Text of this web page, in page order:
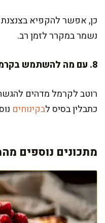
כן, אפשר להקפיא
נשמר במקרר לזמן רב.
8. עם מה להשתמש בקרמל?
רוטב לקרמל מדהים
כתבלין בסיס לבקינוחים
מתכונים נוספים